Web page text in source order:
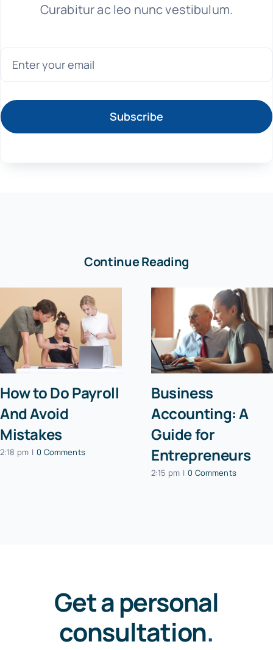
Curabitur ac leo nunc vestibulum.
Subscribe
Continue Reading
How to Do Payroll
And Avoid
Mistakes
2:18 pm | 0 Comments
Business
Accounting: A
Guide for
Entrepreneurs
2:15 pm | 0 Comments
Get a personal
consultation.